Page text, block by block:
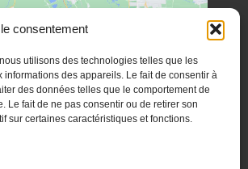
consentement
utilisons des technologies telles que les
des appareils. Le fait de consentir à
des données telles que le comportement de
Le fait de ne pas consentir ou de retirer son
sur certaines caractéristiques et fonctions.